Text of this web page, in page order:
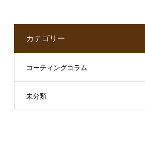
カテゴリー
コーティングコラム
未分類